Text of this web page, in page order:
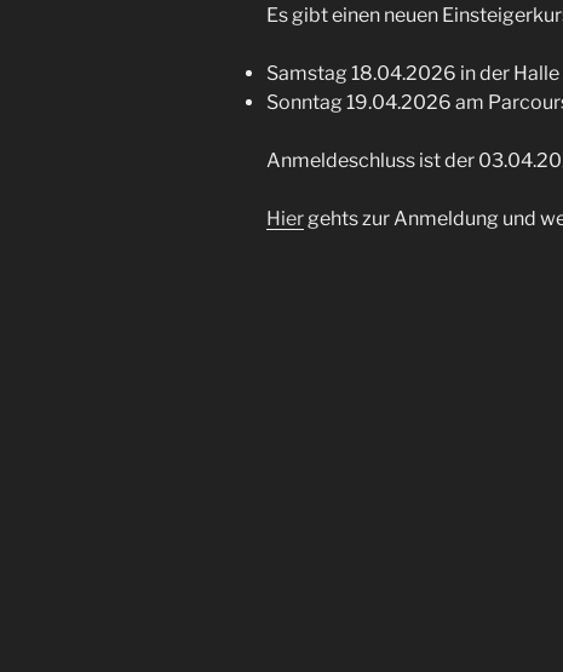
Es gibt einen neuen
Samstag 18.04.2026 in der
Sonntag 19.04.2026 am
Anmeldeschluss ist der
Hiergehts zur Anmeldung und